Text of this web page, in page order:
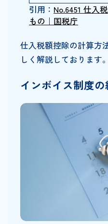
引用： No.6451 仕入
もの｜国税庁
仕入税額控除の計算方
しく解説しております。
インボイス制度